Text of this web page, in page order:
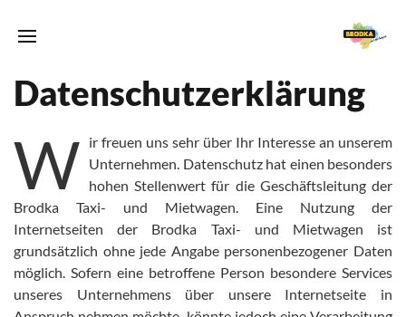
Datenschutzerklärung
W ir freuen uns sehr über Ihr Interesse an unserem
Unternehmen. Datenschutz hat einen besonders
hohen Stellenwert für die Geschäftsleitung der
Brodka Taxi- und Mietwagen. Eine Nutzung der
Internetseiten der Brodka Taxi- und Mietwagen ist
grundsätzlich ohne jede Angabe personenbezogener Daten
möglich. Sofern eine betroffene Person besondere Services
unseres Unternehmens über unsere Internetseite in